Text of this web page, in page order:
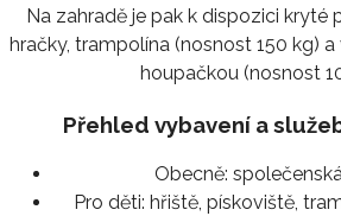
Na zahradě je pak k dispozici kryté
hračky, trampolína (nosnost 150 kg)
houpačkou (nosnost
Přehled vybavení a
Obecně:
Pro děti: hřiště, pískoviště,